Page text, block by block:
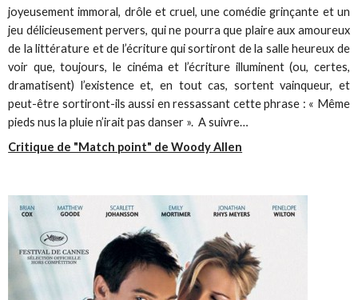
joyeusement immoral, drôle et cruel, une comédie grinçante et un
jeu délicieusement pervers, qui ne pourra que plaire aux amoureux
de la littérature et de l’écriture qui sortiront de la salle heureux de
voir que, toujours, le cinéma et l’écriture illuminent (ou, certes,
dramatisent) l’existence et, en tout cas, sortent vainqueur, et
peut-être sortiront-ils aussi en ressassant cette phrase : « Même
pieds nus la pluie n’irait pas danser ». A suivre…
Critique de "Match point" de Woody Allen